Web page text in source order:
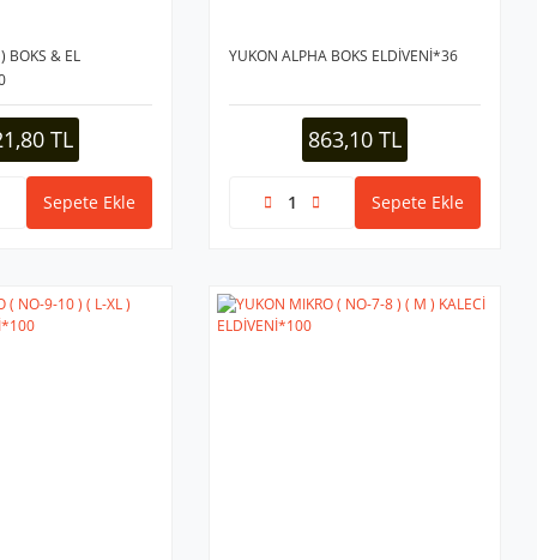
BOKS & EL
TL
Sepete Ekle
YUKON ALPHA BOKS ELDİVENİ*36
863,10 TL
Sepete Ekle